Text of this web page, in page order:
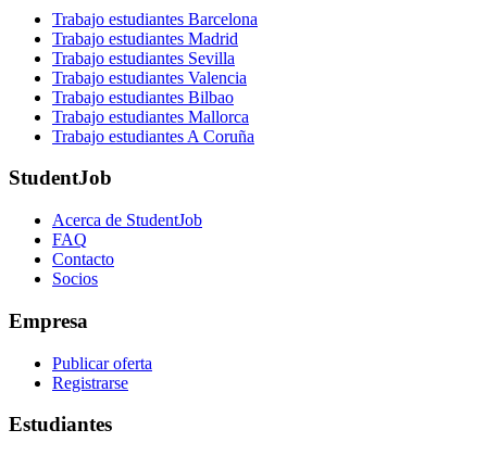
Trabajo estudiantes Barcelona
Trabajo estudiantes Madrid
Trabajo estudiantes Sevilla
Trabajo estudiantes Valencia
Trabajo estudiantes Bilbao
Trabajo estudiantes Mallorca
Trabajo estudiantes A Coruña
StudentJob
Acerca de StudentJob
FAQ
Contacto
Socios
Empresa
Publicar oferta
Registrarse
Estudiantes